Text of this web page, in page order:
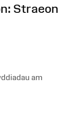
Straeon
am